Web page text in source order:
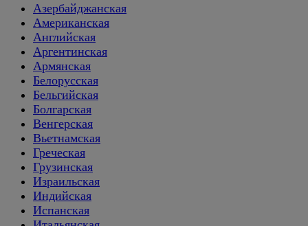
Азербайджанская
Американская
Английская
Аргентинская
Армянская
Белорусская
Бельгийская
Болгарская
Венгерская
Вьетнамская
Греческая
Грузинская
Израильская
Индийская
Испанская